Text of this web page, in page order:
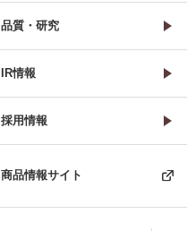
品質・研究
IR情報
採用情報
商品情報サイト